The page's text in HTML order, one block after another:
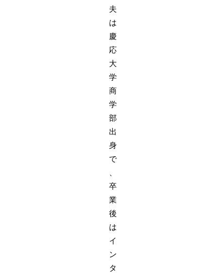
夫
は
慶
応
大
学
商
学
部
出
身
で
卒
業
後
は
イ
ン
タ